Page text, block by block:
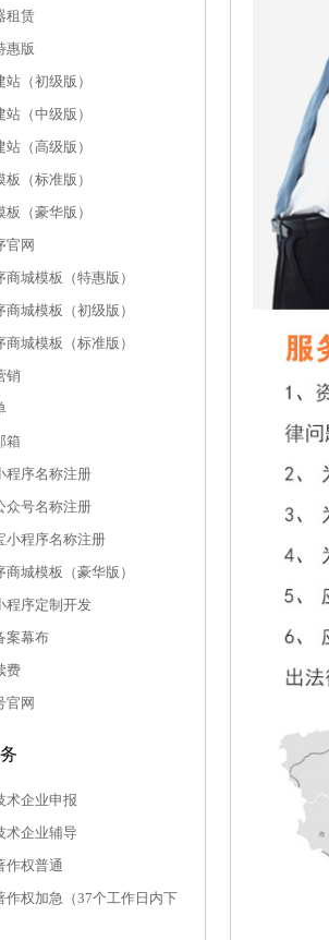
租赁
惠版
站（初级版）
站（中级版）
站（高级版）
板（标准版）
板（豪华版）
官网
商城模板（特惠版）
商城模板（初级版）
商城模板（标准版）
销
箱
程序名称注册
众号名称注册
小程序名称注册
商城模板（豪华版）
程序定制开发
案幕布
费
官网
术企业申报
术企业辅导
作权普通
作权加急（37个工作日内下